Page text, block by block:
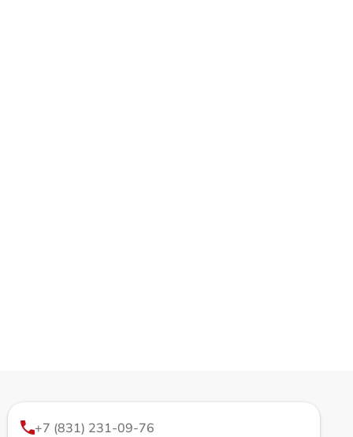
+7 (831) 231-09-76